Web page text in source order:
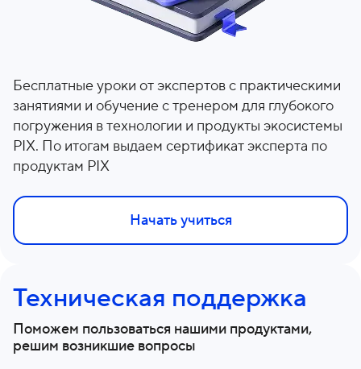
Бесплатные уроки от экспертов с практическими
занятиями и обучение с тренером для глубокого
погружения в технологии и продукты экосистемы
PIX. По итогам выдаем сертификат эксперта по
продуктам PIX
Начать учиться
Техническая поддержка
Поможем пользоваться нашими продуктами,
решим возникшие вопросы